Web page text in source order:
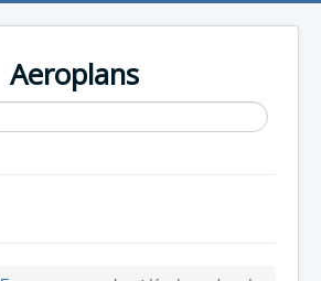
Aeroplans